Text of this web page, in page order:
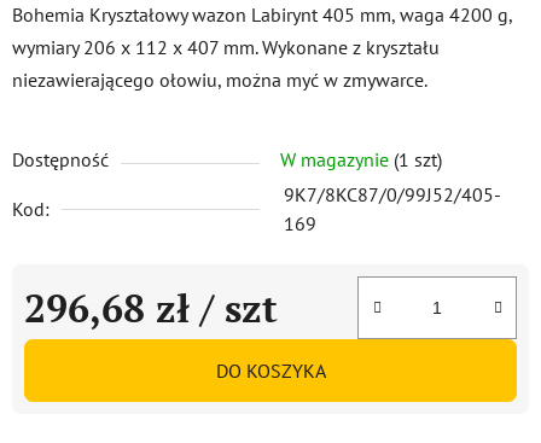
Bohemia Kryształowy wazon Labirynt 405 mm, waga 4200 g,
wymiary 206 x 112 x 407 mm. Wykonane z kryształu
niezawierającego ołowiu, można myć w zmywarce.
Dostępność W magazynie (1 szt)
Kod:
9K7/8KC87/0/99J52/405-
169
296,68 zł / szt
Cena jednostkowa:
DO KOSZYKA